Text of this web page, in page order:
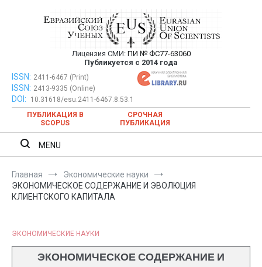
Евразийский Союз Ученых —
публикация научных статей в
ежемесячном научном журнале
Лицензия СМИ: ПИ № ФС77-63060
Публикуется с 2014 года
Евразийский Союз Ученых — публикация научных статей в
ежемесячном научном журнале
ISSN: 2411-6467 (Print)
ISSN: 2413-9335 (Online)
DOI:
10.31618/esu.2411-6467.8.53.1
ПУБЛИКАЦИЯ В
SCOPUS
СРОЧНАЯ
ПУБЛИКАЦИЯ
MENU
Главная
Экономические науки
ЭКОНОМИЧЕСКОЕ СОДЕРЖАНИЕ И ЭВОЛЮЦИЯ
КЛИЕНТСКОГО КАПИТАЛА
ЭКОНОМИЧЕСКИЕ НАУКИ
ЭКОНОМИЧЕСКОЕ СОДЕРЖАНИЕ И